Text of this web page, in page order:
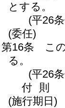
とする。
(平26
(委任)
第16条
こ
る。
(平26
付 則
(施行期日)